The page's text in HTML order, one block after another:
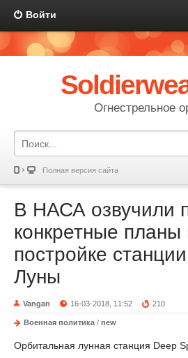
Войти
Огнестрельное
Полная версия сайта
В НАСА озвучили
конкретные планы
постройке
Луны
Vangan 16-03-2018, 11:52 210
Военная политика / new
Орбитальная лунная станция Deep